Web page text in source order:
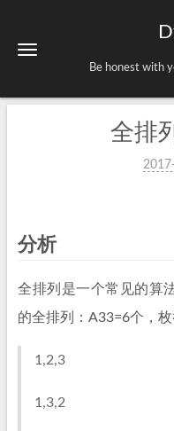
Be honest with
全排
分析
全排列是一个常见的算
的全排列：A33=6个，枚
1,2,3
1,3,2